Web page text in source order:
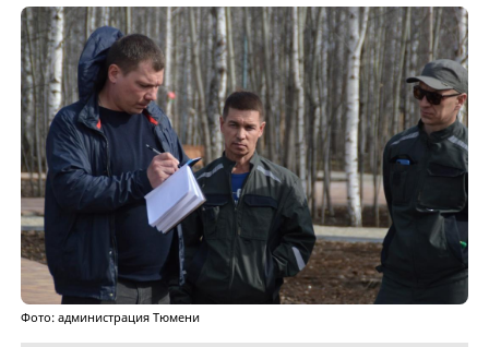
Фото: администрация Тюмени